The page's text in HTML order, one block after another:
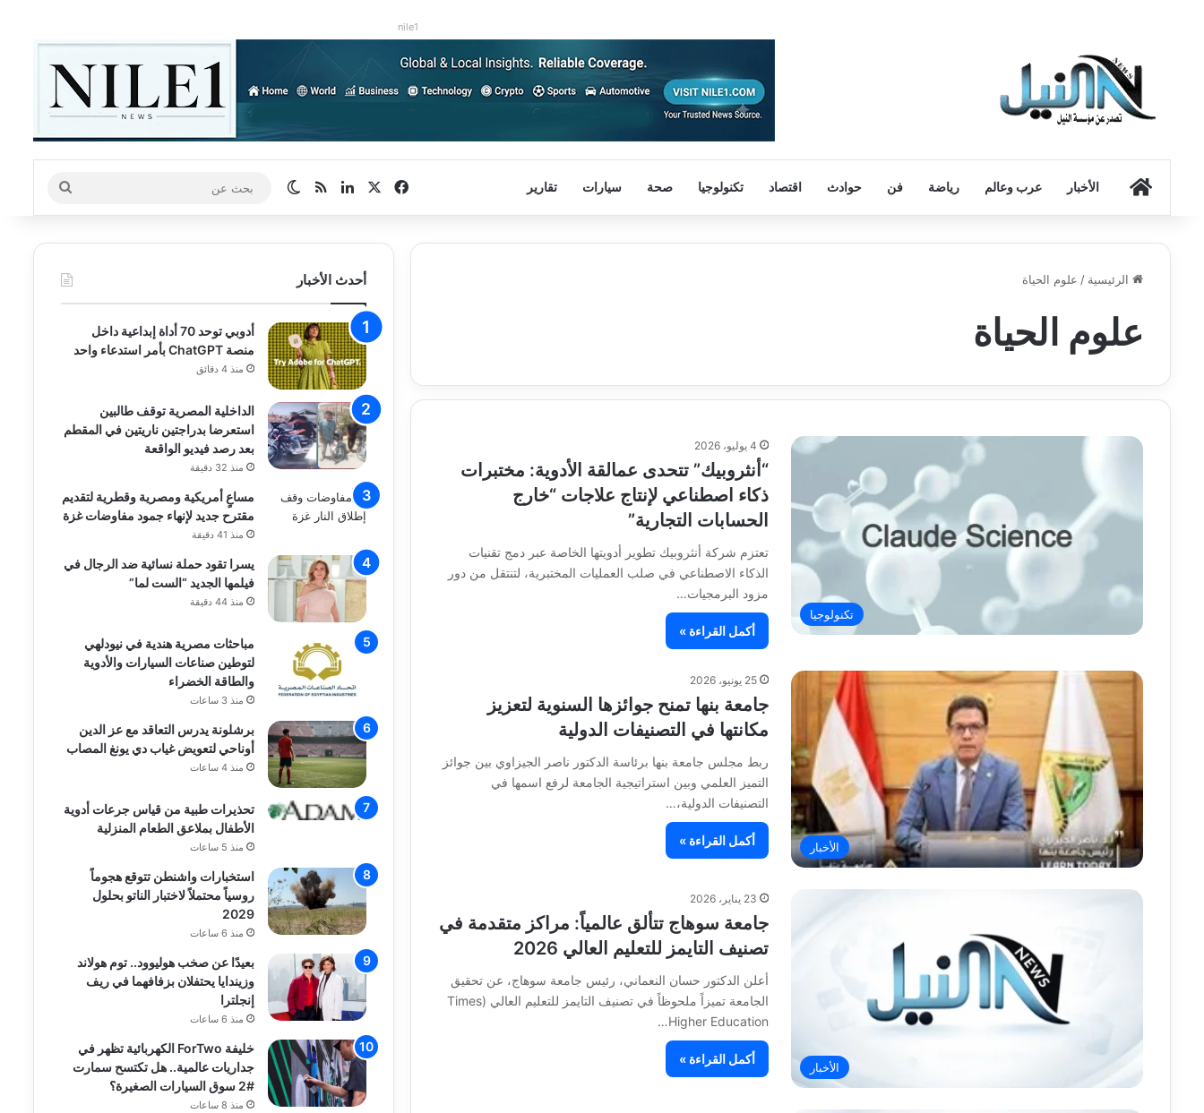
nile1
الرئيسيةالأخبار عرب وعالم رياضة فن حوادث اقتصاد تكنولوجيا صحة سيارات تقارير فيسبوك لينكدإنملخص الموقع RSS
الوضع المظلم
بحث
عن
الرئيسية / علوم الحياة
علوم الحياة
تكنولوجيا
4 يوليو، 2026
“أنثروبيك” تتحدى عمالقة الأدوية: مختبرات
ذكاء اصطناعي لإنتاج علاجات “خارج
الحسابات التجارية”
تعتزم شركة أنثروبيك تطوير أدويتها الخاصة عبر دمج تقنيات
الذكاء الاصطناعي في صلب العمليات المختبرية، لتنتقل من دور
مزود البرمجيات…
أكمل القراءة »
الأخبار
25 يونيو، 2026
جامعة بنها تمنح جوائزها السنوية لتعزيز
مكانتها في التصنيفات الدولية
ربط مجلس جامعة بنها برئاسة الدكتور ناصر الجيزاوي بين جوائز
التميز العلمي وبين استراتيجية الجامعة لرفع اسمها في
التصنيفات الدولية،…
أكمل القراءة »
الأخبار
23 يناير، 2026
جامعة سوهاج تتألق عالمياً: مراكز متقدمة في
تصنيف التايمز للتعليم العالي 2026
أعلن الدكتور حسان النعماني، رئيس جامعة سوهاج، عن تحقيق
الجامعة تميزاً ملحوظاً في تصنيف التايمز للتعليم العالي (Times
Higher Education…
أكمل القراءة »
أحدث الأخبار
أدوبي توحد 70 أداة إبداعية داخل
منصة ChatGPT بأمر استدعاء واحد
منذ 4 دقائق
الداخلية المصرية توقف طالبين
استعرضا بدراجتين ناريتين في المقطم
بعد رصد فيديو الواقعة
منذ 32 دقيقة
مساعٍ أمريكية ومصرية وقطرية لتقديم
مقترح جديد لإنهاء جمود مفاوضات غزة
منذ 41 دقيقة
يسرا تقود حملة نسائية ضد الرجال في
فيلمها الجديد “الست لما”
منذ 44 دقيقة
مباحثات مصرية هندية في نيودلهي
لتوطين صناعات السيارات والأدوية
والطاقة الخضراء
منذ 3 ساعات
برشلونة يدرس التعاقد مع عز الدين
أوناحي لتعويض غياب دي يونغ المصاب
منذ 4 ساعات
تحذيرات طبية من قياس جرعات أدوية
الأطفال بملاعق الطعام المنزلية
منذ 5 ساعات
استخبارات واشنطن تتوقع هجوماً
روسياً محتملاً لاختبار الناتو بحلول
2029
منذ 6 ساعات
بعيدًا عن صخب هوليوود.. توم هولاند
وزيندايا يحتفلان بزفافهما في ريف
إنجلترا
منذ 6 ساعات
خليفة ForTwo الكهربائية تظهر في
جداريات عالمية.. هل تكتسح سمارت
#2 سوق السيارات الصغيرة؟
منذ 8 ساعات